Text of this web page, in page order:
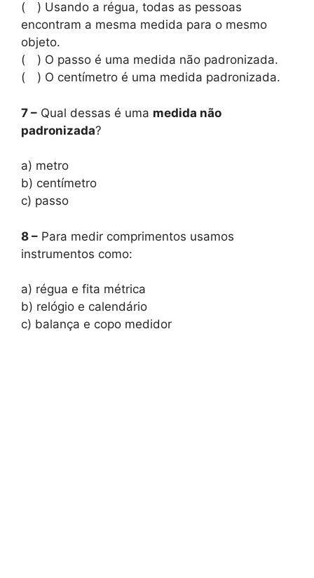
( ) Usando a régua, todas as pessoas
encontram a mesma medida para o mesmo
objeto.
( ) O passo é uma medida não padronizada.
( ) O centímetro é uma medida padronizada.
7 – Qual dessas é uma medida não
padronizada?
a) metro
b) centímetro
c) passo
8 – Para medir comprimentos usamos
instrumentos como:
a) régua e fita métrica
b) relógio e calendário
c) balança e copo medidor